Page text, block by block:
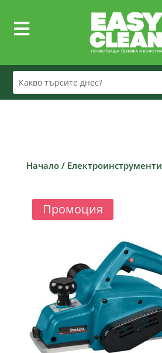

Начало/ Електроинструменти
Промоция